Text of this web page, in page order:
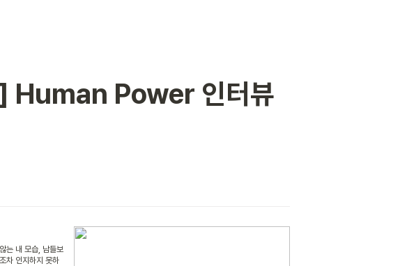
] Human Power 인터뷰
는 내 모습, 남들보
차 인지하지 못하